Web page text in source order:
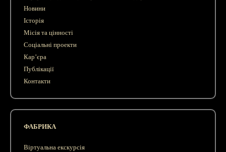
Новини
Історія
Місія та цінності
Соціальні проекти
Кар’єра
Публікації
Контакти
ФАБРИКА
Віртуальна екскурсія